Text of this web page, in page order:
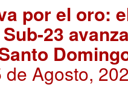
por el oro:
23
de Agosto,